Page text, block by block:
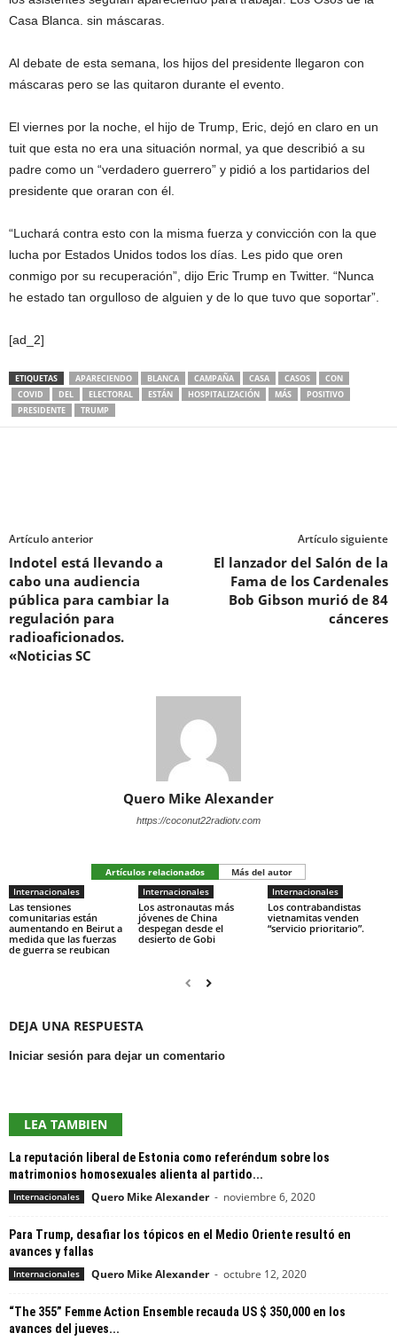
Casa Blanca. sin máscaras.
Al debate de esta semana, los hijos del presidente llegaron con
máscaras pero se las quitaron durante el evento.
El viernes por la noche, el hijo de Trump, Eric, dejó en claro en un
tuit que esta no era una situación normal, ya que describió a su
padre como un “verdadero guerrero” y pidió a los partidarios del
presidente que oraran con él.
“Luchará contra esto con la misma fuerza y ​​convicción con la que
lucha por Estados Unidos todos los días. Les pido que oren
conmigo por su recuperación”, dijo Eric Trump en Twitter. “Nunca
he estado tan orgulloso de alguien y de lo que tuvo que soportar”.
[ad_2]
ETIQUETAS APARECIENDO BLANCA CAMPAÑA CASA CASOS
CON
COVID
DEL ELECTORAL ESTÁN HOSPITALIZACIÓN MÁS
POSITIVO
PRESIDENTE
TRUMP
Artículo anterior
Indotel está llevando a
cabo una audiencia
pública para cambiar la
regulación para
radioaficionados.
«Noticias SC
Artículo siguiente
El lanzador del Salón de la
Fama de los Cardenales
Bob Gibson murió de 84
cánceres
Quero Mike Alexander
https://coconut22radiotv.com
Artículos relacionados
Más del autor
Internacionales
Las tensiones
comunitarias están
aumentando en Beirut a
medida que las fuerzas
de guerra se reubican
Internacionales
Los astronautas más
jóvenes de China
despegan desde el
desierto de Gobi
Internacionales
Los contrabandistas
vietnamitas venden
“servicio prioritario”.
DEJA UNA RESPUESTA
Iniciar sesión para dejar un comentario
LEA TAMBIEN
La reputación liberal de Estonia como referéndum sobre los
matrimonios homosexuales alienta al partido...
Internacionales Quero Mike Alexander - noviembre 6, 2020
Para Trump, desafiar los tópicos en el Medio Oriente resultó en
avances y fallas
Internacionales Quero Mike Alexander - octubre 12, 2020
“The 355” Femme Action Ensemble recauda US $ 350,000 en los
avances del jueves...